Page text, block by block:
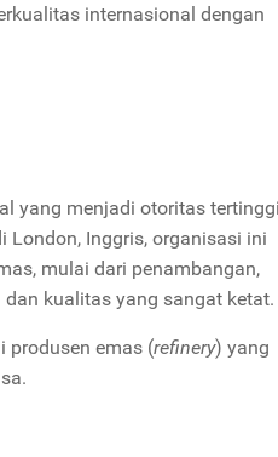
internasional dengan
yang menjadi otoritas tertinggi
London, Inggris, organisasi ini
mulai dari penambangan,
kualitas yang sangat ketat.
produsen emas (refinery) yang